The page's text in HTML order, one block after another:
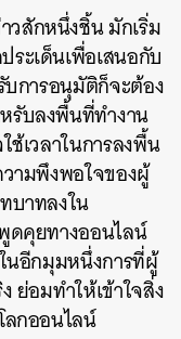
วสักหนึ่งชิ้น มักเริ่ม
ะเด็นเพื่อเสนอกับ
บการอนุมัติก็จะต้อง
รับลงพื้นที่ทำงาน
ช้เวลาในการลงพื้น
ามพึงพอใจของผู้
บาทลงใน
ดคุยทางออนไลน์
นอีกมุมหนึ่งการที่ผู้
ย่อมทำให้เข้าใจสิ่ง
ลกออนไลน์